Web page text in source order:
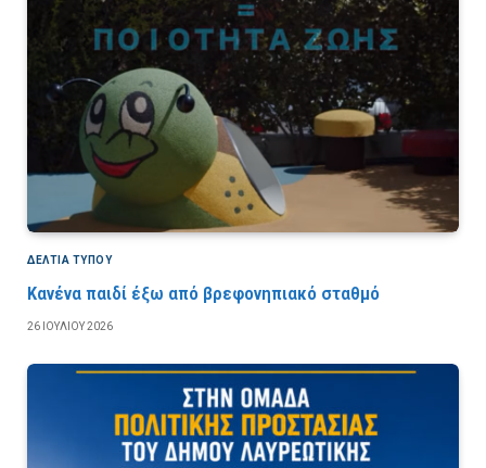
ΔΕΛΤΙΑ ΤΥΠΟΥ
Κανένα παιδί έξω από βρεφονηπιακό σταθμό
26 ΙΟΥΛΊΟΥ 2026